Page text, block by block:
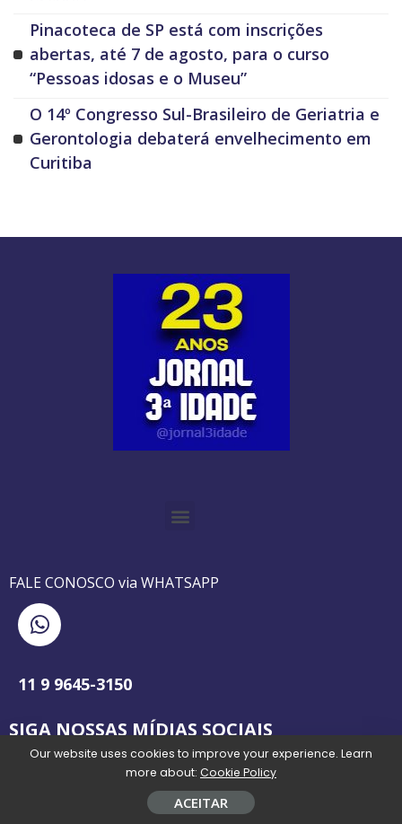
Pinacoteca de SP está com inscrições
abertas, até 7 de agosto, para o curso
“Pessoas idosas e o Museu”
O 14º Congresso Sul-Brasileiro de Geriatria e
Gerontologia debaterá envelhecimento em
Curitiba
FALE CONOSCO via WHATSAPP
11 9 9645-3150
SIGA NOSSAS MÍDIAS SOCIAIS
Todos os direitos reservados @jornal3idade
Our website uses cookies to improve your experience. Learn
more about: Cookie Policy
ACEITAR